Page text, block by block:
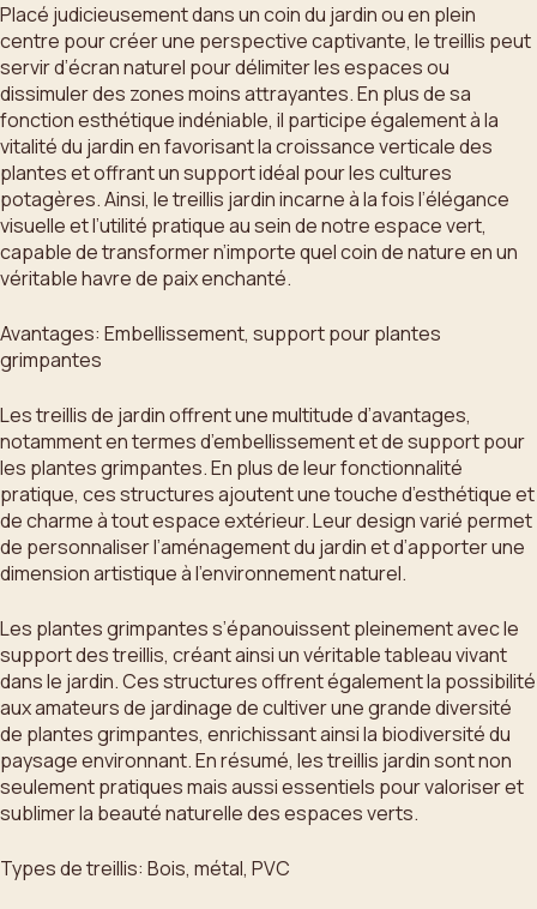
Placé judicieusement dans un coin du jardin ou en plein
centre pour créer une perspective captivante, le treillis peut
servir d’écran naturel pour délimiter les espaces ou
dissimuler des zones moins attrayantes. En plus de sa
fonction esthétique indéniable, il participe également à la
vitalité du jardin en favorisant la croissance verticale des
plantes et offrant un support idéal pour les cultures
potagères. Ainsi, le treillis jardin incarne à la fois l’élégance
visuelle et l’utilité pratique au sein de notre espace vert,
capable de transformer n’importe quel coin de nature en un
véritable havre de paix enchanté.
Avantages: Embellissement, support pour plantes
grimpantes
Les treillis de jardin offrent une multitude d’avantages,
notamment en termes d’embellissement et de support pour
les plantes grimpantes. En plus de leur fonctionnalité
pratique, ces structures ajoutent une touche d’esthétique et
de charme à tout espace extérieur. Leur design varié permet
de personnaliser l’aménagement du jardin et d’apporter une
dimension artistique à l’environnement naturel.
Les plantes grimpantes s’épanouissent pleinement avec le
support des treillis, créant ainsi un véritable tableau vivant
dans le jardin. Ces structures offrent également la possibilité
aux amateurs de jardinage de cultiver une grande diversité
de plantes grimpantes, enrichissant ainsi la biodiversité du
paysage environnant. En résumé, les treillis jardin sont non
seulement pratiques mais aussi essentiels pour valoriser et
sublimer la beauté naturelle des espaces verts.
Types de treillis: Bois, métal, PVC